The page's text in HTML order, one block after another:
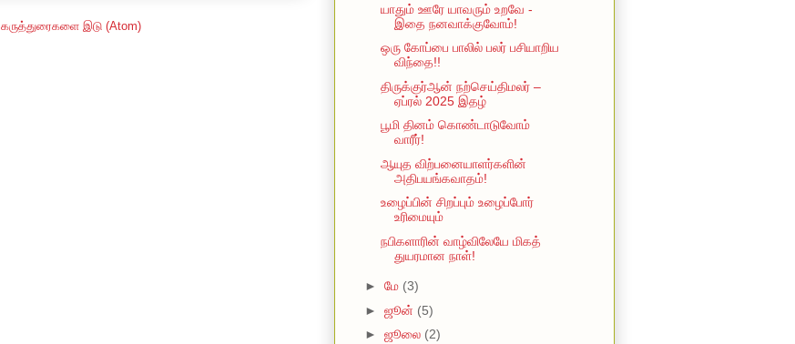
கருத்துரைகளை இடு (Atom)
யாதும் ஊரே யாவரும் உறவே -
இதை நனவாக்குவோம்!
ஒரு கோப்பை பாலில் பலர் பசியாறிய
விந்தை!!
திருக்குர்ஆன் நற்செய்திமலர் –
ஏப்ரல் 2025 இதழ்
பூமி தினம் கொண்டாடுவோம்
வாரீர்!
ஆயுத விற்பனையாளர்களின்
அதிபயங்கவாதம்!
உழைப்பின் சிறப்பும் உழைப்போர்
உரிமையும்
நபிகளாரின் வாழ்விலேயே மிகத்
துயரமான நாள்!
► மே (3)
► ஜூன் (5)
► ஜூலை (2)